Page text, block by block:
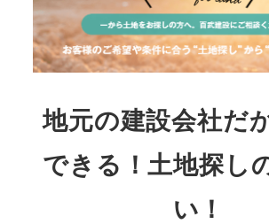
地元の建設会社だ
できる！土地探し
い！